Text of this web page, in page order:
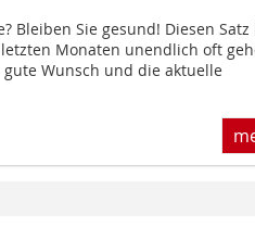
Bleiben Sie gesund! Diesen Satz
Monaten unendlich oft
Wunsch und die aktuelle